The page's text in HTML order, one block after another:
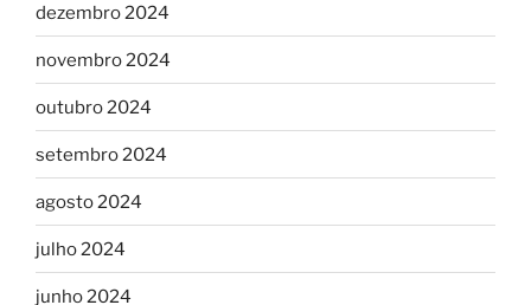
dezembro 2024
novembro 2024
outubro 2024
setembro 2024
agosto 2024
julho 2024
junho 2024